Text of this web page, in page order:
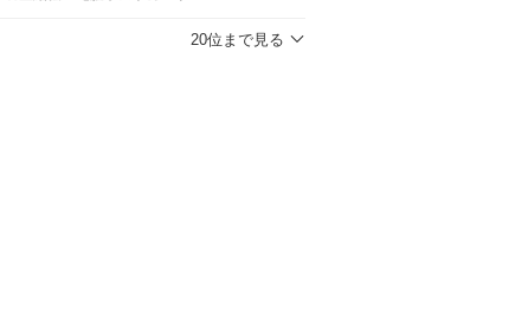
20位まで見る